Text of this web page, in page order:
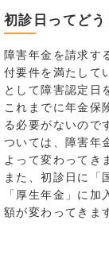
初診日ってど
障害年金を請求す
付要件を満たして
として障害認定日
これまでに年金保
る必要がないので
ついては、障害年
よって変わってき
また、初診日に「
「厚生年金」に
額が変わってきま